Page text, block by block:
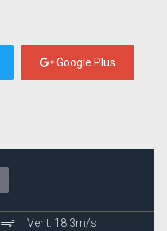
Google Plus
Vent: 18.3m/s